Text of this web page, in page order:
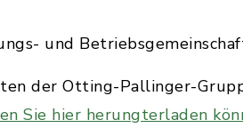
und
der Otting-Pallinger-
Sie hier herungterladen